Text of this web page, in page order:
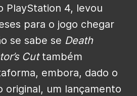
PlayStation 4, levou
para o jogo chegar
se sabe se Death
Cuttambém
embora, dado o
original, um lançamento